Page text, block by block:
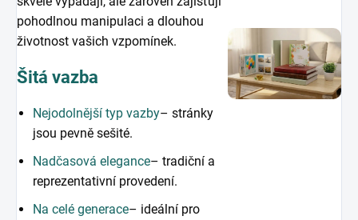
pohodlnou manipulaci a dlouhou
životnost vašich vzpomínek.
Šitá vazba
Nejodolnější typ vazby– stránky
jsou pevně sešité.
Nadčasová elegance– tradiční a
reprezentativní provedení.
Na celé generace– ideální pro